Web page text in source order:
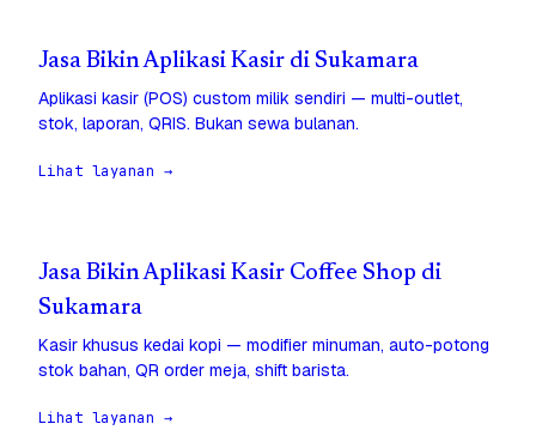
Jasa Bikin Aplikasi Kasir di Sukamara
Aplikasi kasir (POS) custom milik sendiri — multi-outlet,
stok, laporan, QRIS. Bukan sewa bulanan.
Lihat layanan →
Jasa Bikin Aplikasi Kasir Coffee Shop di
Sukamara
Kasir khusus kedai kopi — modifier minuman, auto-potong
stok bahan, QR order meja, shift barista.
Lihat layanan →